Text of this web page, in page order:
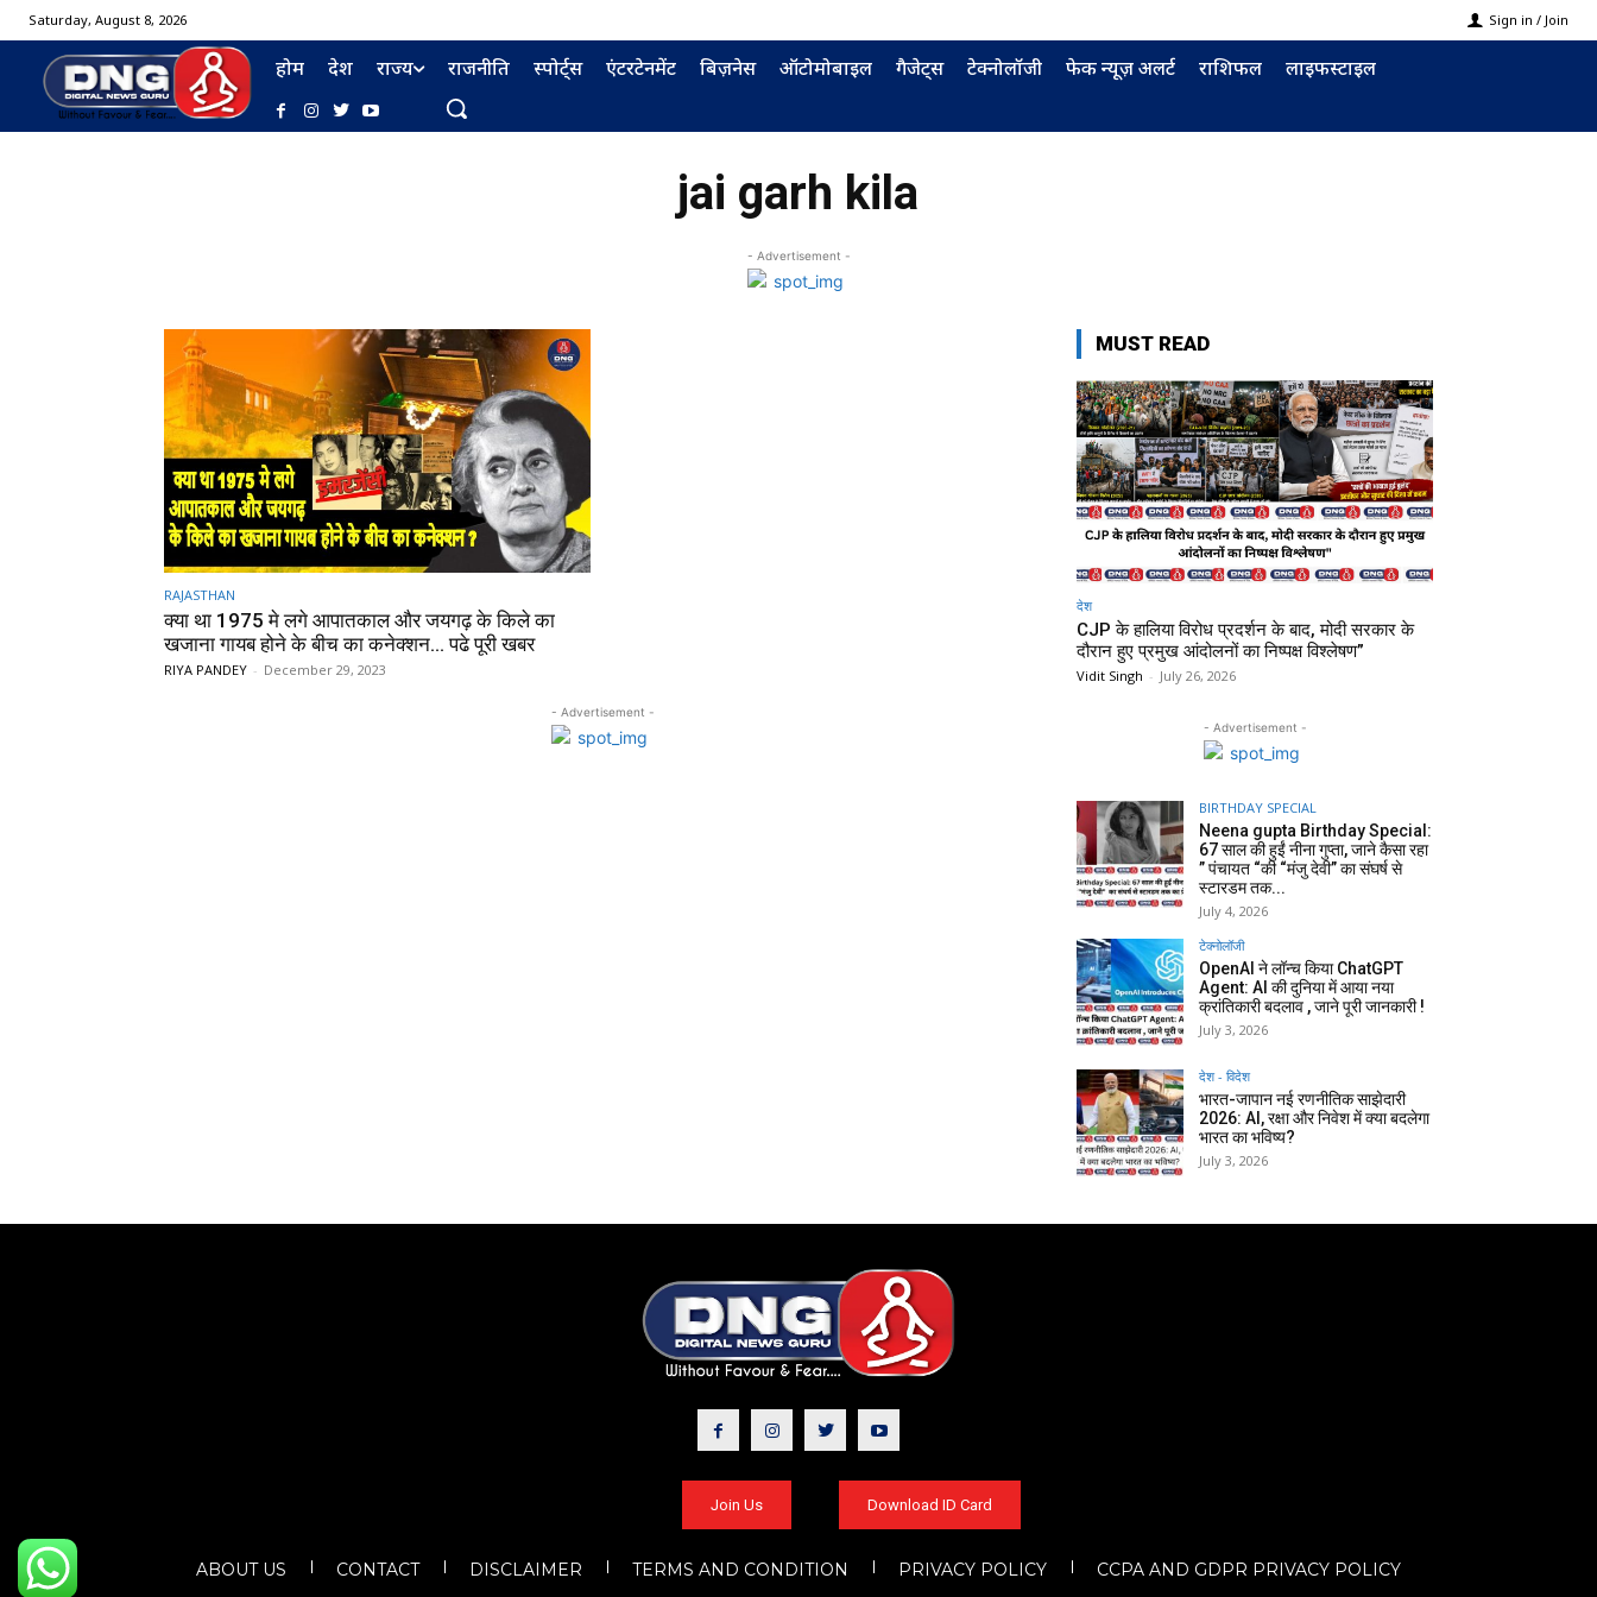
Saturday, August 8, 2026 Sign in / Join
होम देश राज्य राजनीति स्पोर्ट्स एंटरटेनमेंट बिज़नेस ऑटोमोबाइल गैजेट्स टेक्नोलॉजी फेक न्यूज़ अलर्ट राशिफल लाइफस्टाइल
jai garh kila
- Advertisement -
RAJASTHAN
क्या था 1975 मे लगे आपातकाल और जयगढ़ के किले का
खजाना गायब होने के बीच का कनेक्शन… पढे पूरी खबर
RIYA PANDEY - December 29, 2023
- Advertisement -
MUST READ
देश
CJP के हालिया विरोध प्रदर्शन के बाद, मोदी सरकार के
दौरान हुए प्रमुख आंदोलनों का निष्पक्ष विश्लेषण”
Vidit Singh - July 26, 2026
- Advertisement -
BIRTHDAY SPECIAL
Neena gupta Birthday Special:
67 साल की हुईं नीना गुप्ता, जाने कैसा रहा
” पंचायत “की “मंजु देवी” का संघर्ष से
स्टारडम तक...
July 4, 2026
टेक्नोलॉजी
OpenAI ने लॉन्च किया ChatGPT
Agent: AI की दुनिया में आया नया
क्रांतिकारी बदलाव , जाने पूरी जानकारी !
July 3, 2026
देश - विदेश
भारत-जापान नई रणनीतिक साझेदारी
2026: AI, रक्षा और निवेश में क्या बदलेगा
भारत का भविष्य?
July 3, 2026
Join Us Download ID Card
ABOUT US CONTACT DISCLAIMER TERMS AND CONDITION PRIVACY POLICY CCPA AND GDPR PRIVACY POLICY